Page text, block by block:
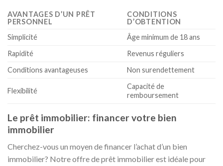
AVANTAGES D’UN PRÊT
PERSONNEL
CONDITIONS
D’OBTENTION
Simplicité
Âge minimum de 18 ans
Rapidité
Revenus réguliers
Conditions avantageuses
Non surendettement
Flexibilité
Capacité de
remboursement
Le prêt immobilier: financer votre bien
immobilier
Cherchez-vous un moyen de financer l’achat d’un bien
immobilier? Notre offre de prêt immobilier est idéale pour